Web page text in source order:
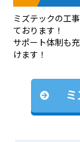
ミズテックの工
ております！
サポート体制も
けます！